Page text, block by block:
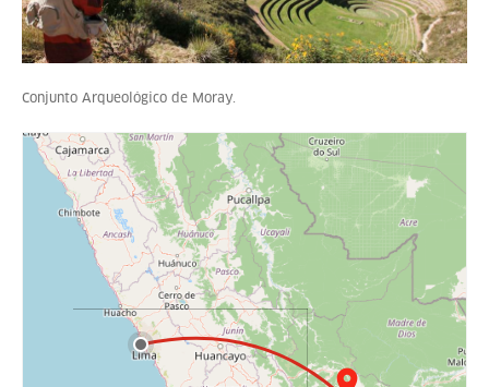
Conjunto Arqueológico de Moray.